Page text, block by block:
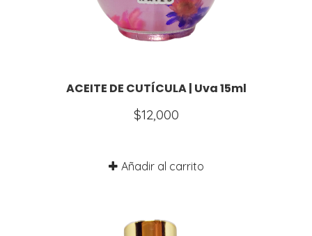
ACEITE DE CUTÍCULA | Uva 15ml
$12,000
Añadir al carrito